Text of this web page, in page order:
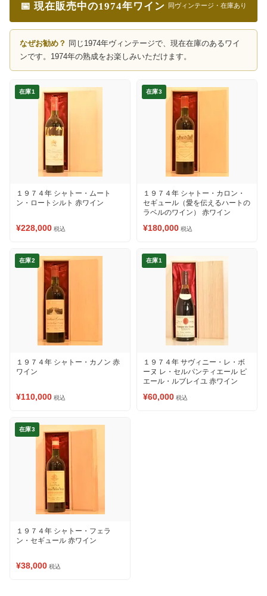
📅 現在販売中の1974年ワイン 同ヴィンテージ・在庫あり
なぜお勧め？ 同じ1974年ヴィンテージで、現在在庫のあるワイ
ンです。1974年の熟成をお楽しみいただけます。
在庫1
１９７４年 シャトー・ムート
ン・ロートシルト 赤ワイン
¥228,000 税込
在庫3
１９７４年 シャトー・カロン・
セギュール（愛を伝えるハートの
ラベルのワイン） 赤ワイン
¥180,000 税込
在庫2
１９７４年 シャトー・カノン 赤
ワイン
¥110,000 税込
在庫1
１９７４年 サヴィニー・レ・ボ
ーヌ レ・セルパンティエール ピ
エール・ルブレイユ 赤ワイン
¥60,000 税込
在庫3
１９７４年 シャトー・フェラ
ン・セギュール 赤ワイン
¥38,000 税込